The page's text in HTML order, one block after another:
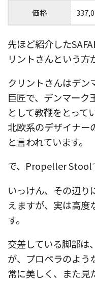
価格
先ほど紹介した
リントさんという方
クリントさんはデン
巨匠で、デンマーク
として教鞭をとって
北欧系のデザイナー
と言われています。
で、Propeller Stool
いっけん、その辺り
えますが、実は高度
す。
交差している脚部は
が、プロペラのよう
常に美しく、また見